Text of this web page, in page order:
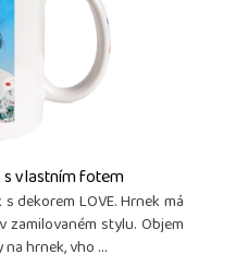
s vlastním fotem
dekorem LOVE. Hrnek má
stylu. Objem
hrnek, vho ...